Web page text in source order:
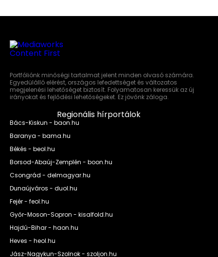
Portfóliónk minőségi tartalmat jelent minden olvasó számára.
Egyedülálló elérést, országos lefedettséget és változatos
megjelenési lehetőséget biztosít. Folyamatosan keressük az új
irányokat és fejlődési lehetőségeket. Ez jövőnk záloga.
Regionális hírportálok
Bács-Kiskun - baon.hu
Baranya - bama.hu
Békés - beol.hu
Borsod-Abaúj-Zemplén - boon.hu
Csongrád - delmagyar.hu
Dunaújváros - duol.hu
Fejér - feol.hu
Győr-Moson-Sopron - kisalfold.hu
Hajdú-Bihar - haon.hu
Heves - heol.hu
Jász-Nagykun-Szolnok - szoljon.hu